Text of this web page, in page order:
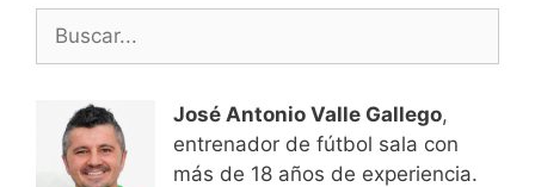
José Antonio Valle Gallego,
entrenador de fútbol sala con
más de 18 años de experiencia.